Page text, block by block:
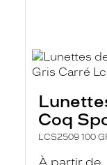
Coq
LCS2509 100
À partir de